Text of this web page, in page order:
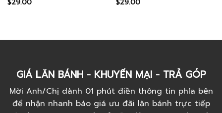
Rated
$29.00 Rated5.00
$29.00
GIÁ LĂN BÁNH - KHUYẾN MẠI - TRẢ GÓP
Mời Anh/Chị dành 01 phút điền thông tin phía bên
để nhận nhanh báo giá ưu đãi lăn bánh trực tiếp